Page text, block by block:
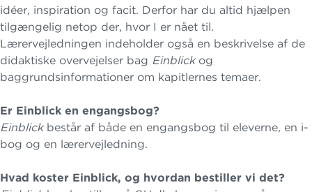
idéer, inspiration og facit. Derfor har du altid hjælpen
tilgængelig netop der, hvor I er nået til.
Lærervejledningen indeholder også en beskrivelse af de
didaktiske overvejelser bag Einblickog
baggrundsinformationer om kapitlernes temaer.
Er Einblick en engangsbog?
Einblickbestår af både en engangsbog til eleverne, en i-
bog og en lærervejledning.
Hvad koster Einblick, og hvordan bestiller vi det?